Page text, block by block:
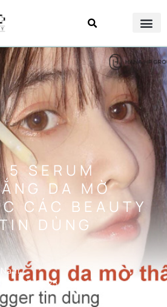
5 SERUM
DA MỜ
CÁC BEAUTY
DÙNG
6 3, 2025